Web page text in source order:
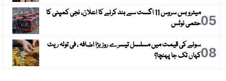
05
میٹرو بس سروس 11 اگست سے بند کرنے کا اعلان، نجی کمپنی کا
حتمی نوٹس
08سونے کی قیمت میں مسلسل تیسرے روز بڑا اضافہ ، فی تولہ ریٹ
کہاں تک جا پہنچا؟